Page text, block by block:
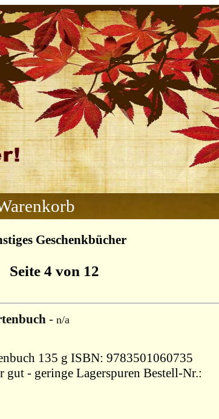
Geschenkbücher
Seite 4 von 12
- n/a
Taschenbuch 135 g ISBN: 9783501060735
gut - geringe Lagerspuren Bestell-Nr.: